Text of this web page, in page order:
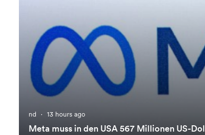
nd · 13 hours ago
Meta muss in den USA 567 Millionen US-